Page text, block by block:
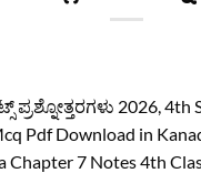
2026, 4th
Pdf Download in
Chapter 7 Notes 4th